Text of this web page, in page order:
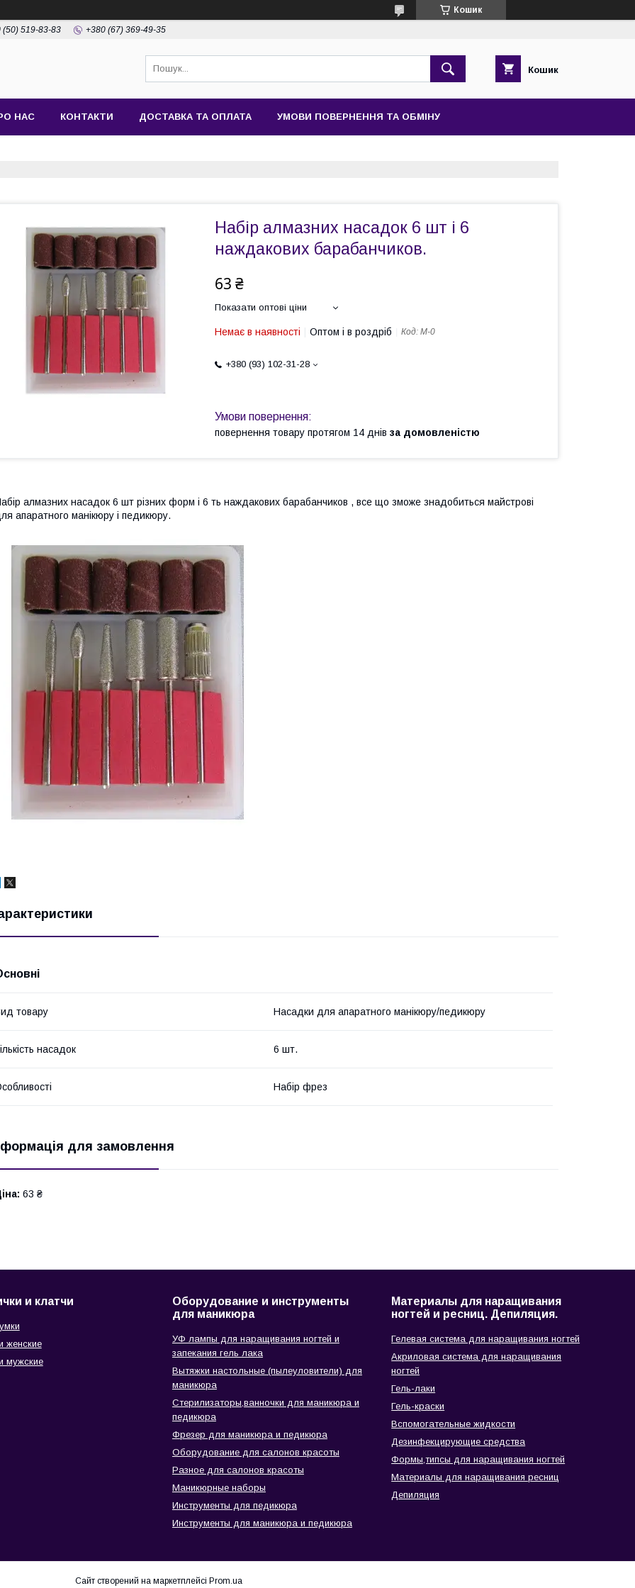
Кошик
(50) 519-83-83 +380 (67) 369-49-35
Кошик
НАС КОНТАКТИ ДОСТАВКА ТА ОПЛАТА УМОВИ ПОВЕРНЕННЯ ТА ОБМІНУ
Набір алмазних насадок 6 шт і 6
наждакових барабанчиков.
63 ₴
Показати оптові ціни
Немає в наявності Оптом і в роздріб Код: М-0
+380 (93) 102-31-28
повернення товару протягом 14 днів за домовленістю
алмазних насадок 6 шт різних форм і 6 ть наждакових барабанчиков , все що зможе знадобиться майстрові
апаратного манікюру і педикюру.
товару Насадки для апаратного манікюру/педикюру
насадок 6 шт.
Набір фрез
для замовлення
63 ₴
и клатчи
женские
мужские
Оборудование и инструменты
для маникюра
УФ лампы для наращивания ногтей и
запекания гель лака
Вытяжки настольные (пылеуловители) для
маникюра
Стерилизаторы,ванночки для маникюра и
педикюра
Фрезер для маникюра и педикюра
Оборудование для салонов красоты
Разное для салонов красоты
Маникюрные наборы
Инструменты для педикюра
Инструменты для маникюра и педикюра
Материалы для наращивания
ногтей и ресниц. Депиляция.
Гелевая система для наращивания ногтей
Акриловая система для наращивания
ногтей
Гель-лаки
Гель-краски
Вспомогательные жидкости
Дезинфекцирующие средства
Формы,типсы для наращивания ногтей
Материалы для наращивания ресниц
Депиляция
Сайт створений на маркетплейсі Prom.ua